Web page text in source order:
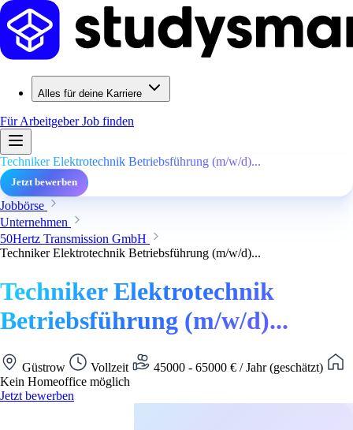
Alles für deine Karriere
Für ArbeitgeberJob finden
Techniker Elektrotechnik Betriebsführung (m/w/d)...
Jetzt bewerben
Jobbörse
Unternehmen
50Hertz Transmission GmbH
Techniker Elektrotechnik Betriebsführung (m/w/d)...
Techniker Elektrotechnik
Betriebsführung (m/w/d)...
Güstrow Vollzeit
45000 - 65000 € / Jahr (geschätzt)
Kein Homeoffice möglich
Jetzt bewerben